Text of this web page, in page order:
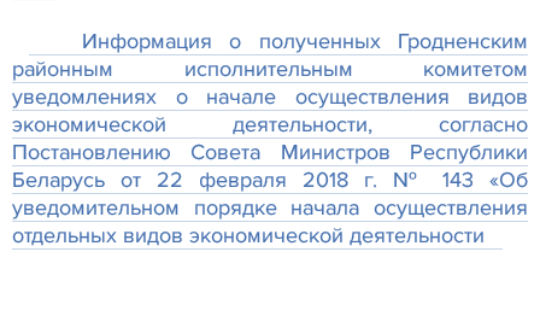
Информация о полученных Гродненским
районным исполнительным комитетом
уведомлениях о начале осуществления видов
экономической деятельности, согласно
Постановлению Совета Министров Республики
Беларусь от 22 февраля 2018 г. № 143 «Об
уведомительном порядке начала осуществления
отдельных видов экономической деятельности